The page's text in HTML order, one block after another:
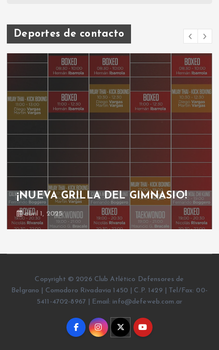
Deportes de contacto
¡NUEVA GRILLA DEL GIMNASIO!
abril 1, 2025
Copyright © 2026 Club Atlético Defensores de
Belgrano | Comodoro Rivadavia 1450 | C.P. 1429 | Tel/Fax: 00-
5411-4702-8967 | Email: info@defeweb.com.ar